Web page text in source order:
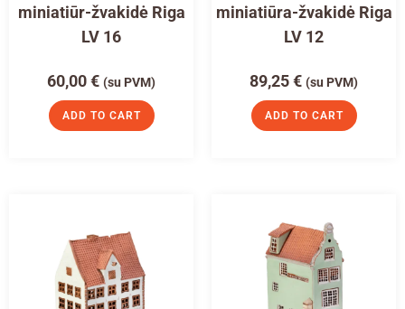
miniatiūr-žvakidė Riga
LV 16
60,00€ (su PVM)
ADD TO CART
miniatiūra-žvakidė Riga
LV 12
89,25€ (su PVM)
ADD TO CART